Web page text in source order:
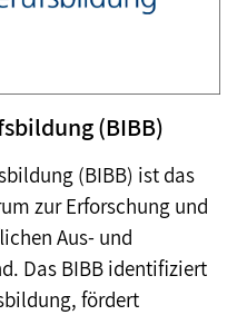
(BIBB)
(BIBB) ist das
zur Erforschung und
Aus- und
Das BIBB identifiziert
fördert